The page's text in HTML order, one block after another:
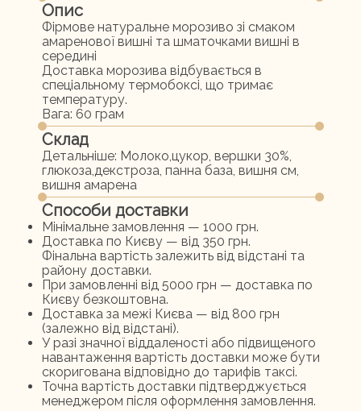
Опис
Фірмове натуральне морозиво зі смаком
амаренової вишні та шматочками вишні в
середині
Доставка морозива відбувається в
спеціальному термобоксі, що тримає
температуру.
Вага: 60 грам
Склад
Детальніше: Молоко,цукор, вершки 30%,
глюкоза,декстроза, панна база, вишня см,
вишня амарена
Способи доставки
Мінімальне замовлення — 1000 грн.
Доставка по Києву — від 350 грн.
Фінальна вартість залежить від відстані та
району доставки.
При замовленні від 5000 грн — доставка по
Києву безкоштовна.
Доставка за межі Києва — від 800 грн
(залежно від відстані).
У разі значної віддаленості або підвищеного
навантаження вартість доставки може бути
скоригована відповідно до тарифів таксі.
Точна вартість доставки підтверджується
менеджером після оформлення замовлення.